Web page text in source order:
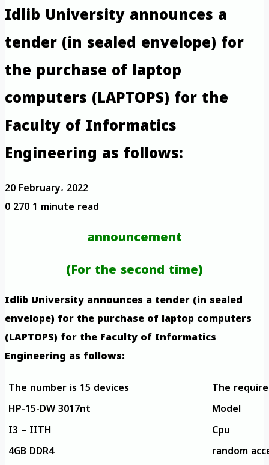
Idlib University announces a
tender (in sealed envelope) for
the purchase of laptop
computers (LAPTOPS) for the
Faculty of Informatics
Engineering as follows:
20 February، 2022
02701 minute read
announcement
(For the second time)
Idlib University announces a tender (in sealed
envelope) for the purchase of laptop computers
(LAPTOPS) for the Faculty of Informatics
Engineering as follows:
The number is 15 devices
The
HP-15-DW 3017nt
Model
I3 – IITH
Cpu
4GB DDR4
random